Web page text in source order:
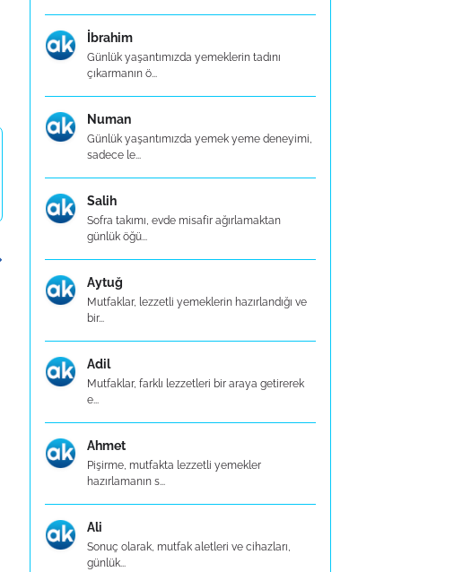
İbrahim
Günlük yaşantımızda yemeklerin tadını
çıkarmanın ö...
Numan
Günlük yaşantımızda yemek yeme deneyimi,
sadece le...
Salih
Sofra takımı, evde misafir ağırlamaktan
günlük öğü...
Aytuğ
Mutfaklar, lezzetli yemeklerin hazırlandığı ve
bir...
Adil
Mutfaklar, farklı lezzetleri bir araya getirerek
e...
Ahmet
Pişirme, mutfakta lezzetli yemekler
hazırlamanın s...
Ali
Sonuç olarak, mutfak aletleri ve cihazları,
günlük...